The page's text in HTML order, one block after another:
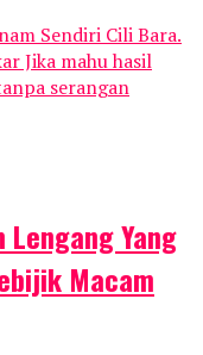
Sendiri Cili Bara.
Jika mahu hasil
serangan
Yang
Macam